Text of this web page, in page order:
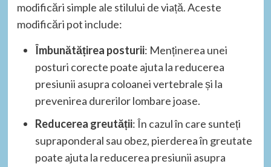
modificări simple ale stilului de viață. Aceste
modificări pot include:
Îmbunătățirea posturii: Menținerea unei
posturi corecte poate ajuta la reducerea
presiunii asupra coloanei vertebrale și la
prevenirea durerilor lombare joase.
Reducerea greutății: În cazul în care sunteți
supraponderal sau obez, pierderea în greutate
poate ajuta la reducerea presiunii asupra